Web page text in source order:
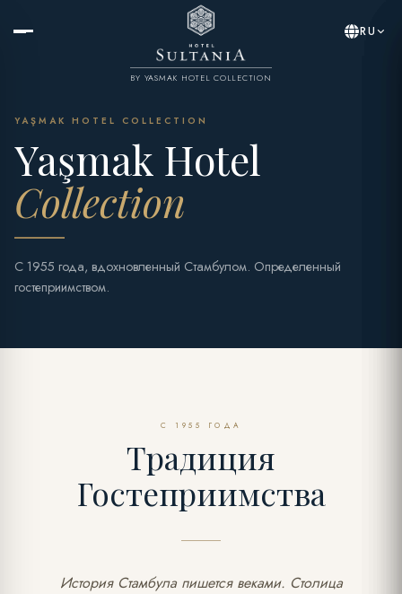
BY YASMAK HOTEL COLLECTION
RU
YAŞMAK HOTEL COLLECTION
Yaşmak Hotel
Collection
С 1955 года, вдохновленный Стамбулом. Определенный
гостеприимством.
С 1955 ГОДА
Традиция
Гостеприимства
История Стамбула пишется веками. Столица